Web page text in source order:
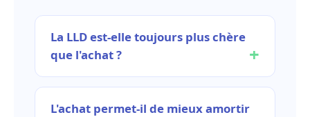
La LLD est-elle toujours plus chère
que l'achat ?
L'achat permet-il de mieux amortir